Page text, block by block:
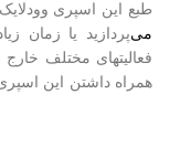
طبع این اسپری
می‌پردازید یا زمان
فعالیت‎های مختلف خارج از منزل
همراه داشتن این